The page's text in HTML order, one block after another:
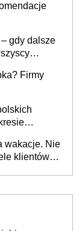
gdy dalsze
Firmy
wakacje. Nie
klientów